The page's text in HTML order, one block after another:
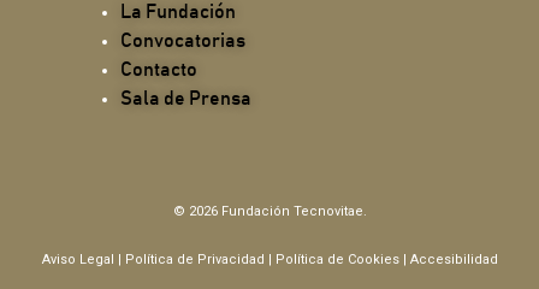
La Fundación
Convocatorias
Contacto
Sala de Prensa
© 2026 Fundación Tecnovitae.
Aviso Legal | Política de Privacidad | Política de Cookies| Accesibilidad